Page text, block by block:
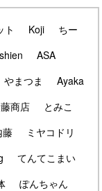
ト Koji
ちー
ASA
やまつま
Ayaka
商店
とみこ
藤
ミヤコドリ
てんてこまい
ぽんちゃん